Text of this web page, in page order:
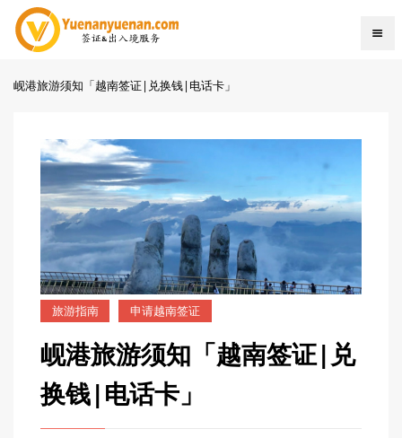
岘港旅游须知「越南签证|兑换钱|电话卡」
旅游指南 申请越南签证
岘港旅游须知「越南签证|兑
换钱|电话卡」